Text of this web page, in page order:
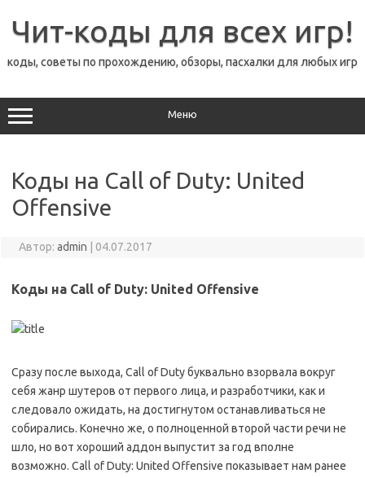
содержимому
Чит-коды для всех игр!
коды, советы по прохождению, обзоры, пасхалки для любых игр
Меню
Коды на Call of Duty: United
Offensive
Автор: admin 04.07.2017
Коды на Call of Duty: United Offensive
Сразу после выхода, Call of Duty буквально взорвала вокруг
себя жанр шутеров от первого лица, и разработчики, как и
следовало ожидать, на достигнутом останавливаться не
собирались. Конечно же, о полноценной второй части речи не
шло, но вот хороший аддон выпустит за год вполне
возможно. Call of Duty: United Offensive показывает нам ранее